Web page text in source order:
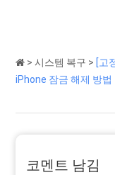
>시스템 복구 > [고
iPhone 잠금 해제 방법
코멘트 남김